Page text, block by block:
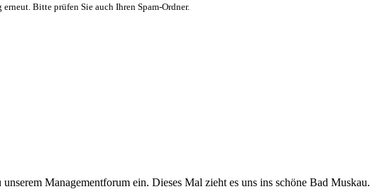
Bitte prüfen Sie auch Ihren Spam-Ordner.
Managementforum ein. Dieses Mal zieht es uns ins schöne Bad Muskau.